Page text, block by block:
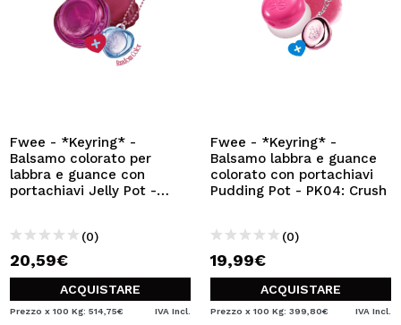
Fwee - *Keyring* -
Balsamo colorato per
labbra e guance con
portachiavi Jelly Pot -
(0)
20,59€
ACQUISTARE
Prezzo x 100 Kg: 514,75€ IVA Incl.
Fwee - *Keyring* -
Balsamo labbra e guance
colorato con portachiavi
Pudding Pot - PK04: Crush
(0)
19,99€
ACQUISTARE
Prezzo x 100 Kg: 399,80€ IVA Incl.